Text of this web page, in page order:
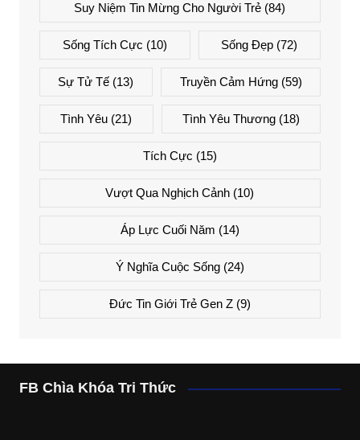
Suy Niệm Tin Mừng Cho Người Trẻ (84)
Sống Tích Cực (10) Sống Đẹp (72)
Sự Tử Tế (13) Truyền Cảm Hứng(59)
Tình Yêu (21) Tình Yêu Thương(18)
Tích Cực (15)
Vượt Qua Nghịch Cảnh (10)
Áp Lực Cuối Năm (14)
Ý Nghĩa Cuộc Sống(24)
Đức Tin Giới Trẻ Gen Z(9)
FB Chìa Khóa Tri Thức